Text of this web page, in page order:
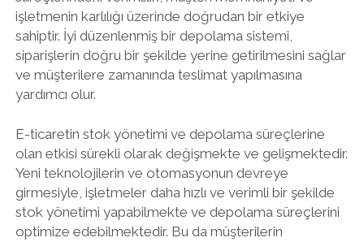
işletmenin karlılığı üzerinde doğrudan bir etkiye
sahiptir. İyi düzenlenmiş bir depolama sistemi,
siparişlerin doğru bir şekilde yerine getirilmesini sağlar
ve müşterilere zamanında teslimat yapılmasına
yardımcı olur.
E-ticaretin stok yönetimi ve depolama süreçlerine
olan etkisi sürekli olarak değişmekte ve gelişmektedir.
Yeni teknolojilerin ve otomasyonun devreye
girmesiyle, işletmeler daha hızlı ve verimli bir şekilde
stok yönetimi yapabilmekte ve depolama süreçlerini
optimize edebilmektedir. Bu da müşterilerin